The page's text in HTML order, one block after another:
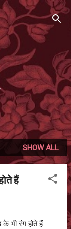
SHOW ALL
हैं
भी रंग होते हैं